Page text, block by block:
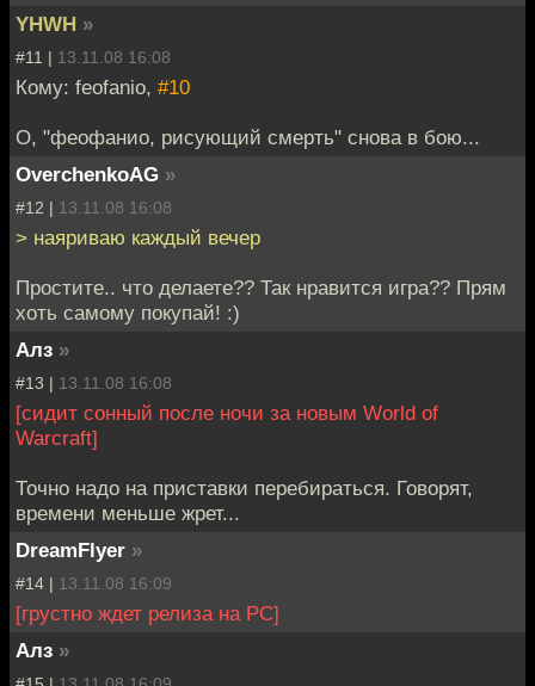
YHWH »
#11 | 13.11.08 16:08
Кому: feofanio, #10
О, "феофанио, рисующий смерть" снова в бою...
OverchenkoAG »
#12 | 13.11.08 16:08
> наяриваю каждый вечер
Простите.. что делаете?? Так нравится игра?? Прям
хоть самому покупай! :)
Алз »
#13 | 13.11.08 16:08
[сидит сонный после ночи за новым World of
Warcraft]
Точно надо на приставки перебираться. Говорят,
времени меньше жрет...
DreamFlyer »
#14 | 13.11.08 16:09
[грустно ждет релиза на PC]
Алз »